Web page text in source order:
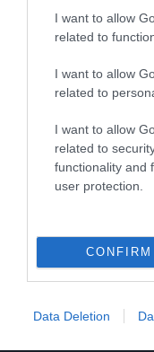
I want to allow
related to
I want to allow
related to
I want to allow
related to
functionality and
user protection.
CONFIRM
Data Deletion
Mutatjuk,
miközben a
HAMU ÉS GYÉMÁNT
Művelődj,
és ismerd